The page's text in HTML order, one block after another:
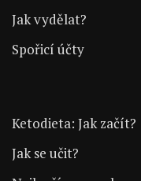
Jak vydělat?
Spořicí účty
Ketodieta: Jak začít?
Jak se učit?